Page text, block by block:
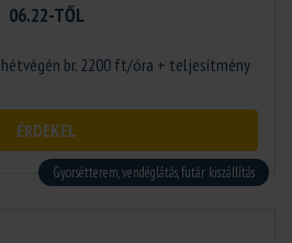
06.22-TŐL
br. 2200 ft/óra + teljesítmény
ÉRDEKEL
Gyorsétterem, vendéglátás, futár kiszállítás